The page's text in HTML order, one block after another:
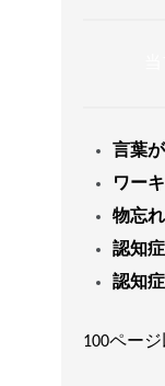
言葉
ワー
物忘
認知
認知
100ペー